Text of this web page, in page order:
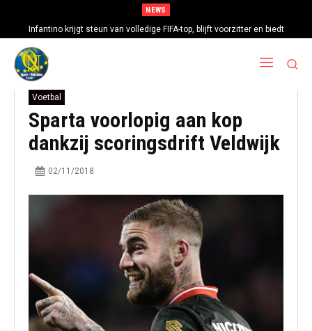
NEWS
Infantino krijgt steun van volledige FIFA-top, blijft voorzitter en biedt
excuses aan
Voetbal
Sparta voorlopig aan kop
dankzij scoringsdrift Veldwijk
02/11/2018